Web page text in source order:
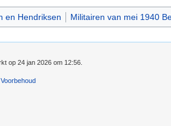
en Hendriksen Militairen van mei 1940
op 24 jan 2026 om 12:56.
Voorbehoud